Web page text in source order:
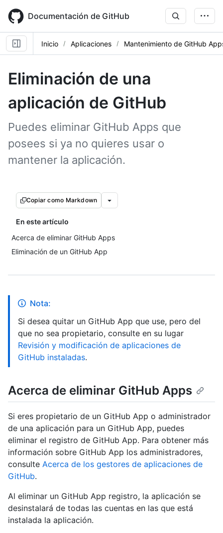
main
content
Documentación de GitHub
Inicio Aplicaciones Mantenimiento de GitHub
Eliminación de una
aplicación de GitHub
Puedes eliminar GitHub Apps que
posees si ya no quieres usar o
mantener la aplicación.
Copiar como Markdown
En este artículo
Acerca de eliminar GitHub Apps
Eliminación de un GitHub App
Nota:
Si desea quitar un GitHub App que use, pero del
que no sea propietario, consulte en su lugar
Revisión y modificación de aplicaciones de
GitHub instaladas.
Acerca de eliminar GitHub Apps
Si eres propietario de un GitHub App o administrador
de una aplicación para un GitHub App, puedes
eliminar el registro de GitHub App. Para obtener más
información sobre GitHub App los administradores,
consulte Acerca de los gestores de aplicaciones de
GitHub.
Al eliminar un GitHub App registro, la aplicación se
desinstalará de todas las cuentas en las que está
instalada la aplicación.